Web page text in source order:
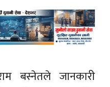
बस्नेतले जानकारी